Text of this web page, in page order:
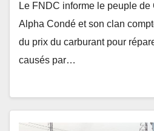
Le FNDC informe le peuple
Alpha Condé et son clan
du prix du carburant pour
causés par…